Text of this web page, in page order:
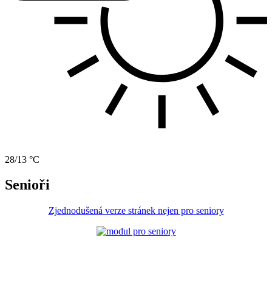
28/13 °C
Senioři
Zjednodušená verze stránek nejen pro seniory